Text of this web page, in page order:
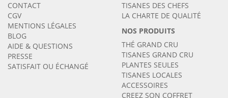
CONTACT
CGV
MENTIONS LÉGALES
BLOG
AIDE & QUESTIONS
PRESSE
SATISFAIT OU ÉCHANGÉ
TISANES DES CHEFS
LA CHARTE DE QUALITÉ
NOS PRODUITS
THÉ GRAND CRU
TISANES GRAND CRU
PLANTES SEULES
TISANES LOCALES
ACCESSOIRES
CREEZ SON COFFRET